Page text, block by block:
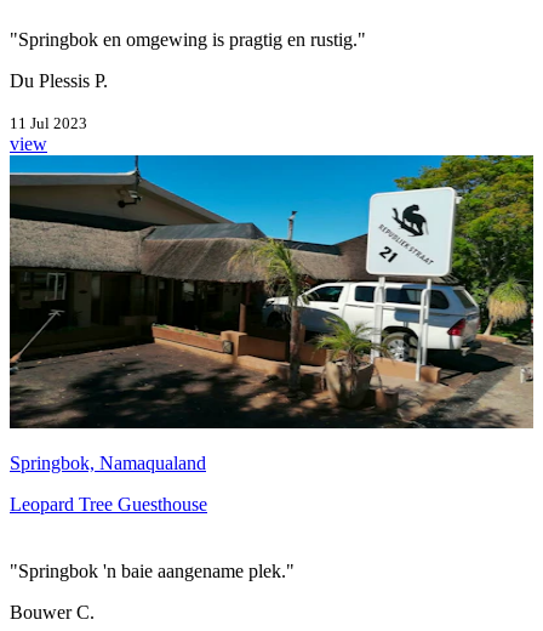
"Springbok en omgewing is pragtig en rustig."
Du Plessis P.
11 Jul 2023
view
Springbok, Namaqualand
Leopard Tree Guesthouse
"Springbok 'n baie aangename plek."
Bouwer C.